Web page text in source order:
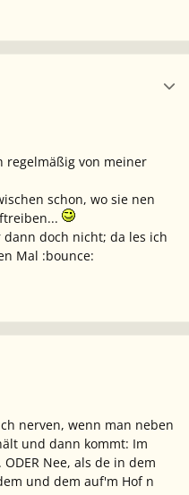
regelmäßig von meiner
schon, wo sie nen
doch nicht; da les ich
Mal :bounce:
nerven, wenn man neben
und dann kommt: Im
Nee, als de in dem
und dem auf'm Hof n